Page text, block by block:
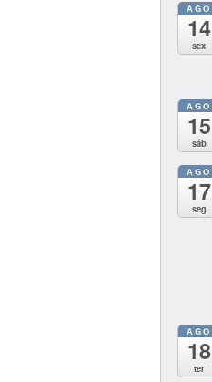
AGO
14
sex
AGO
15
sáb
AGO
17
seg
AGO
18
ter